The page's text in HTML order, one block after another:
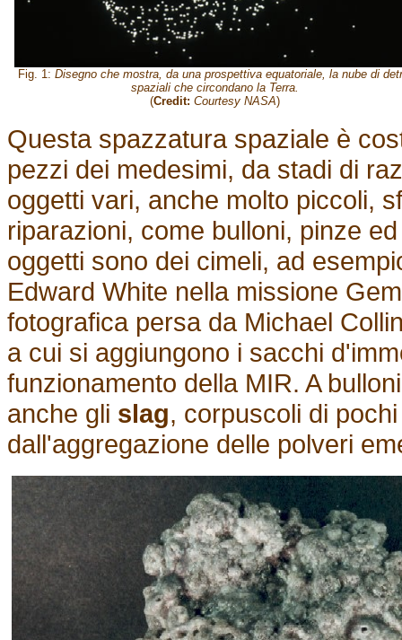
Fig. 1: Disegno che mostra, da una prospettiva equatoriale, la nube di
spaziali che circondano la Terra.
(Credit: Courtesy NASA)
Questa spazzatura spaziale è
pezzi dei medesimi, da stadi di
oggetti vari, anche molto piccoli,
riparazioni, come bulloni, pinze
oggetti sono dei cimeli, ad
Edward White nella missione
fotografica persa da Michael
a cui si aggiungono i sacchi
funzionamento della MIR. A
anche gli slag, corpuscoli di
dall'aggregazione delle polveri